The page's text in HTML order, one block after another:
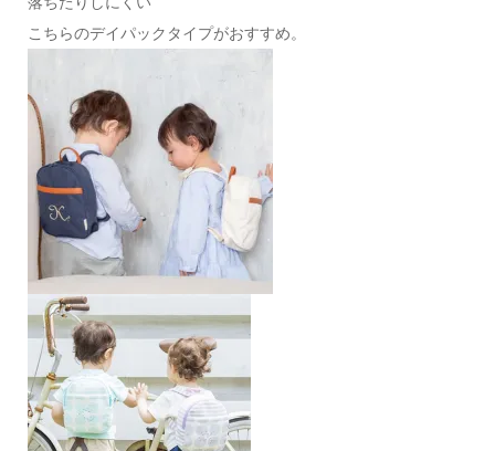
こちらのデイパックタイプがおすすめ。